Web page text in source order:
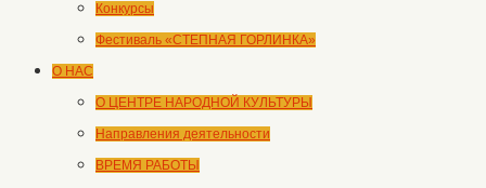
Конкурсы
Фестиваль «СТЕПНАЯ ГОРЛИНКА»
О НАС
О ЦЕНТРЕ НАРОДНОЙ КУЛЬТУРЫ
Направления деятельности
ВРЕМЯ РАБОТЫ